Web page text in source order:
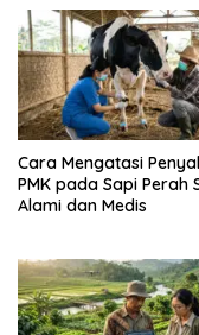
Cara Mengatasi
PMK pada Sapi Perah
Alami dan Medis